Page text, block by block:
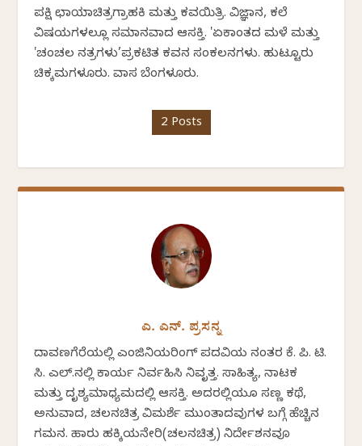
ಪಕ್ಷಿ ಛಾಯಾಚಿತ್ರಗ್ರಾಹಕಿ ಮತ್ತು ಕವಯಿತ್ರಿ. ವಿಜ್ಞಾನ, ಕಲೆ
ವಿಷಯಗಳಲ್ಲೂ ಸಮಾನವಾದ ಆಸಕ್ತಿ. 'ಏಕಾಂತದ ಮಳೆ ಮತ್ತು
'ಚಂಚಲ ನಕ್ಷತ್ರಗಳು’ಪ್ರಕಟಿತ ಕವನ ಸಂಕಲನಗಳು. ಹುಟ್ಟೂರು
ಚಿಕ್ಕಮಗಳೂರು. ವಾಸ ಬೆಂಗಳೂರು.
2 Posts
ಎ. ಎನ್. ಪ್ರಸನ್ನ
ದಾವಣಗೆರೆಯಲ್ಲಿ ಎಂಜಿನಿಯರಿಂಗ್ ಪದವಿಯ ನಂತರ ಕೆ. ಪಿ. ಟಿ.
ಸಿ. ಎಲ್.ನಲ್ಲಿ ಕಾರ್ಯ ನಿರ್ವಹಿಸಿ ನಿವೃತ್ತ. ಸಾಹಿತ್ಯ, ನಾಟಕ
ಮತ್ತು ದೃಶ್ಯಮಾಧ್ಯಮದಲ್ಲಿ ಆಸಕ್ತಿ. ಅದರಲ್ಲಿಯೂ ಸಣ್ಣ ಕಥೆ,
ಅನುವಾದ, ಚಲನಚಿತ್ರ ವಿಮರ್ಶೆ ಮುಂತಾದವುಗಳ ಬಗ್ಗೆ ಹೆಚ್ಚಿನ
ಗಮನ. ಹಾರು ಹಕ್ಕಿಯನೇರಿ(ಚಲನಚಿತ್ರ) ನಿರ್ದೇಶನವೂ